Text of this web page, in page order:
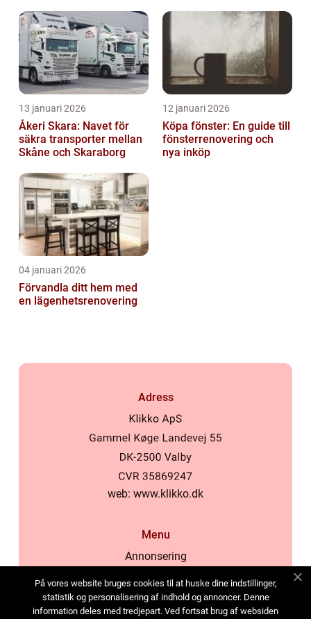
13 januari 2026
Åkeri Skara: Navet för
säkra transporter mellan
Skåne och Skaraborg
12 januari 2026
Köpa fönster: En guide till
fönsterrenovering och
nya inköp
04 januari 2026
Förvandla ditt hem med
en lägenhetsrenovering
Adress
web: www.klikko.dk
Menu
Annonsering
Cookies
Kontakta oss
På vores website bruges cookies til at huske dine indstillinger,
statistik og personalisering af indhold og annoncer. Denne
information deles med tredjepart. Ved fortsat brug af websiden